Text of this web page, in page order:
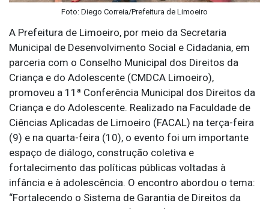
Foto: Diego Correia/Prefeitura de Limoeiro
A Prefeitura de Limoeiro, por meio da Secretaria
Municipal de Desenvolvimento Social e Cidadania, em
parceria com o Conselho Municipal dos Direitos da
Criança e do Adolescente (CMDCA Limoeiro),
promoveu a 11ª Conferência Municipal dos Direitos da
Criança e do Adolescente. Realizado na Faculdade de
Ciências Aplicadas de Limoeiro (FACAL) na terça-feira
(9) e na quarta-feira (10), o evento foi um importante
espaço de diálogo, construção coletiva e
fortalecimento das políticas públicas voltadas à
infância e à adolescência. O encontro abordou o tema:
“Fortalecendo o Sistema de Garantia de Direitos da